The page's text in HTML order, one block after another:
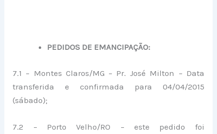
PEDIDOS DE EMANCIPAÇÃO:
7.1 – Montes Claros/MG – Pr. José Milton – Data
transferida e confirmada para 04/04/2015
(sábado);
7.2 – Porto Velho/RO – este pedido foi